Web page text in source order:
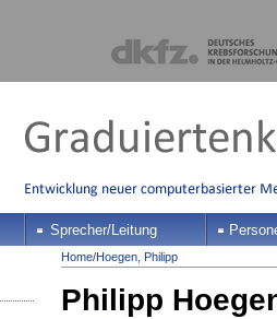
Sprecher/Leitung
Home/Hoegen, Philipp
Philipp